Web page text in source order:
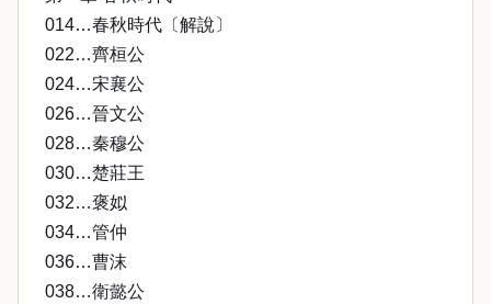
014…春秋時代〔解說〕
022…齊桓公
024…宋襄公
026…晉文公
028…秦穆公
030…楚莊王
032…褒姒
034…管仲
036…曹沫
038…衛懿公